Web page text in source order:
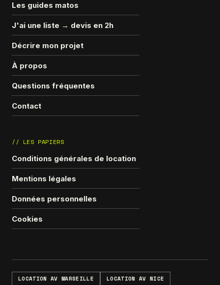
Les guides matos
J'ai une liste → devis en 2h
Décrire mon projet
À propos
Questions fréquentes
Contact
// LES PAPIERS
Conditions générales de location
Mentions légales
Données personnelles
Cookies
LOCATION AV MARSEILLE
LOCATION AV NICE